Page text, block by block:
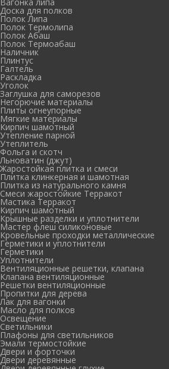
Доска для полков
Полок Липа
Полок Термолипа
Полок Абаш
Полок Термоабаш
Наличник
Плинтус
Галтель
Раскладка
Уголок
Заглушка для саморезов
Негорючие материалы
Плиты огнеупорные
Мягкие материалы
Кирпич шамотный
Утепление парной
Утеплитель
Фольга и скотч
Льноватин (джут)
Жаростойкая плитка и смеси
Плитка клинкерная и шамотная
Плитка из натурального камня
Смеси жаростойкие Терракот
Мастика Терракот
Кирпич шамотный
Крышные разделки и уплотнители
Мастер флеш силиконовые
Кровельные проходки металлические
Герметики и уплотнители
Герметики
Уплотнители
Вентиляционные решетки, клапана
Клапана вентиляционные
Решетки вентиляционные
Пропитки для дерева
Лак для вагонки
Масло для полков
Освещение
Светильники
Плафоны для светильников
Эмали термостойкие
Двери и форточки
Двери деревянные